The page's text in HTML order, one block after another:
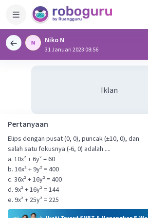
Niko N
31 Januari 2023 08:56
Iklan
Pertanyaan
Elips dengan pusat (0, 0), puncak (±10, 0), dan
salah satu fokusnya (-6, 0) adalah ....
a. 10x² + 6y² = 60
b. 16x² + 9y² = 400
c. 36x² + 16y² = 400
d. 9x² + 16y² = 144
e. 9x² + 25y² = 225